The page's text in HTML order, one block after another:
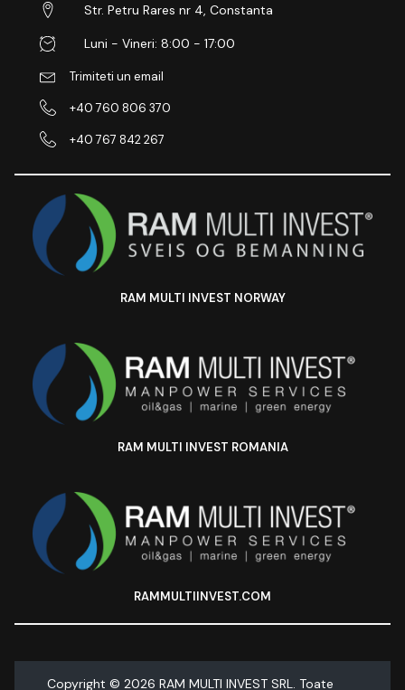
Str. Petru Rares nr 4, Constanta
Luni - Vineri: 8:00 - 17:00
Trimiteti un email
+40 760 806 370
+40 767 842 267
RAM MULTI INVEST NORWAY
RAM MULTI INVEST ROMANIA
RAMMULTIINVEST.COM
Copyright © 2026 RAM MULTI INVEST SRL. Toate